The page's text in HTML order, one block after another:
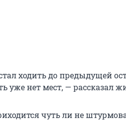
ходить до предыдущей
уже нет мест, — рассказал
чуть ли не